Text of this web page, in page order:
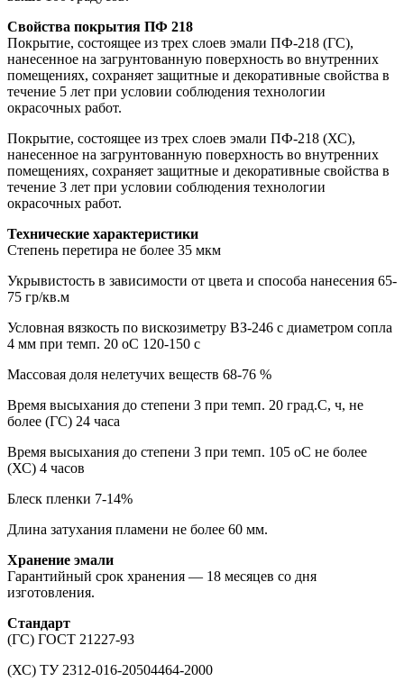
Свойства покрытия ПФ 218
Покрытие, состоящее из трех слоев эмали ПФ-218 (ГС),
нанесенное на загрунтованную поверхность во внутренних
помещениях, сохраняет защитные и декоративные свойства в
течение 5 лет при условии соблюдения технологии
окрасочных работ.
Покрытие, состоящее из трех слоев эмали ПФ-218 (ХС),
нанесенное на загрунтованную поверхность во внутренних
помещениях, сохраняет защитные и декоративные свойства в
течение 3 лет при условии соблюдения технологии
окрасочных работ.
Технические характеристики
Степень перетира не более 35 мкм
Укрывистость в зависимости от цвета и способа нанесения 65-
75 гр/кв.м
Условная вязкость по вискозиметру ВЗ-246 с диаметром сопла
4 мм при темп. 20 оС 120-150 с
Массовая доля нелетучих веществ 68-76 %
Время высыхания до степени 3 при темп. 20 град.С, ч, не
более (ГС) 24 часа
Время высыхания до степени 3 при темп. 105 оС не более
(ХС) 4 часов
Блеск пленки 7-14%
Длина затухания пламени не более 60 мм.
Хранение эмали
Гарантийный срок хранения — 18 месяцев со дня
изготовления.
Стандарт
(ГС) ГОСТ 21227-93
(ХС) ТУ 2312-016-20504464-2000